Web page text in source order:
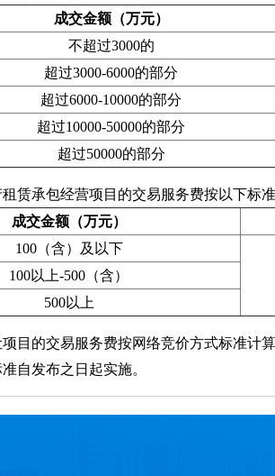
成交金额（万元）
不超过3000的
超过3000-6000的部分
超过6000-10000的部分
超过10000-50000的部分
超过50000的部分
承包经营项目的交易服务费按以下标
成交金额（万元）
100（含）及以下
100以上-500（含）
500以上
的交易服务费按网络竞价方式标准计
发布之日起实施。